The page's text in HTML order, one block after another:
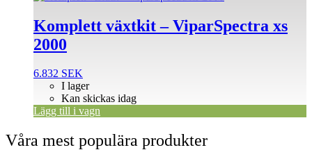
Komplett växtkit – ViparSpectra xs
2000
6.832 SEK
I lager
Kan skickas idag
Lägg till i vagn
Våra mest populära produkter